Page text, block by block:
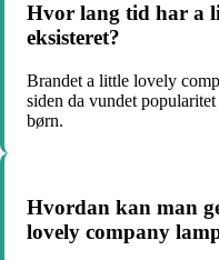
Hvor lang tid har a
eksisteret?
Brandet a little lovely
siden da vundet
børn.
Hvordan kan man
lovely company